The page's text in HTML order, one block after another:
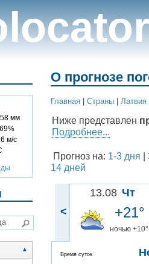
мм
м/с
▲
О прогнозе
Главная | Cтраны | Латвия
Ниже представлен
Подробнее...
Прогноз на: 1-3 дня |
14 дней
<
13.08 Чт
+21°
ночью +10°
Время суток